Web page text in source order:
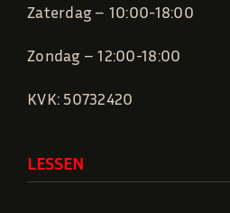
Zaterdag – 10:00-18:00
Zondag – 12:00-18:00
KVK: 50732420
LESSEN